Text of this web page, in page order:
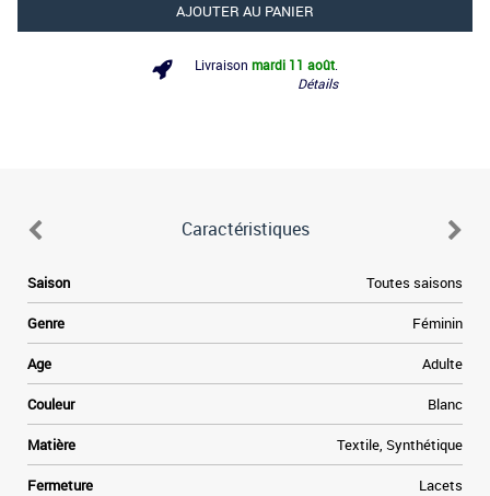
AJOUTER AU PANIER
Livraison mardi 11 août
Détails
Caractéristiques
Saison Toutes saisons
Genre Féminin
Age Adulte
Couleur Blanc
Matière Textile, Synthétique
Fermeture Lacets